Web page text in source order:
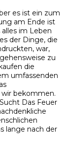
es ist ein zum
am Ende ist
im Leben
der Dinge, die
war,
zu
die
umfassenden
bekommen.
Das Feuer
lange nach der